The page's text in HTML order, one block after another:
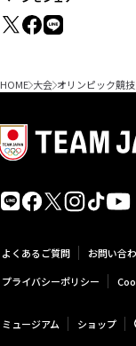
HOME 大会 オリンピック競
よくあるご質問 お問い合
プライバシーポリシー
ミュージアム ショップ